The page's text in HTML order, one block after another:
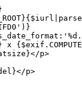
x
p>
p>